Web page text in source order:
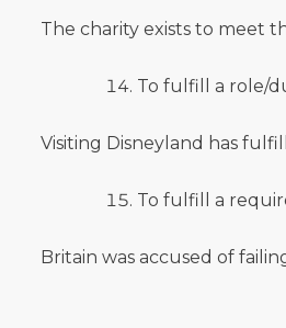
The charity exists to meet
To fulfill a role/
Visiting Disneyland has
To fulfill a
Britain was accused of